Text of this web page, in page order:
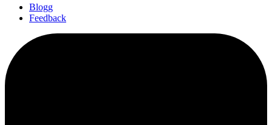
Blogg
Feedback